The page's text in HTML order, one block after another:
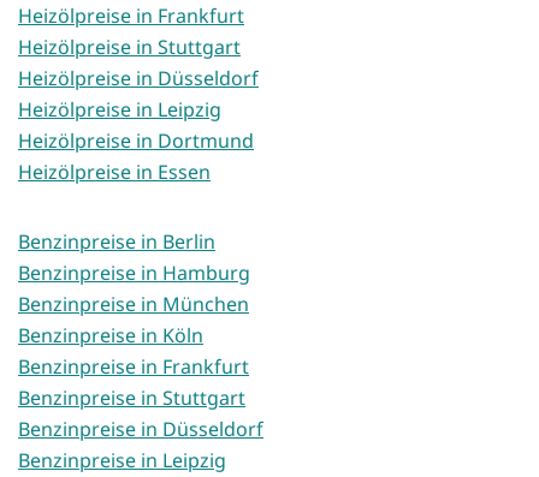
Heizölpreise in Frankfurt
Heizölpreise in Stuttgart
Heizölpreise in Düsseldorf
Heizölpreise in Leipzig
Heizölpreise in Dortmund
Heizölpreise in Essen
Benzinpreise in Berlin
Benzinpreise in Hamburg
Benzinpreise in München
Benzinpreise in Köln
Benzinpreise in Frankfurt
Benzinpreise in Stuttgart
Benzinpreise in Düsseldorf
Benzinpreise in Leipzig